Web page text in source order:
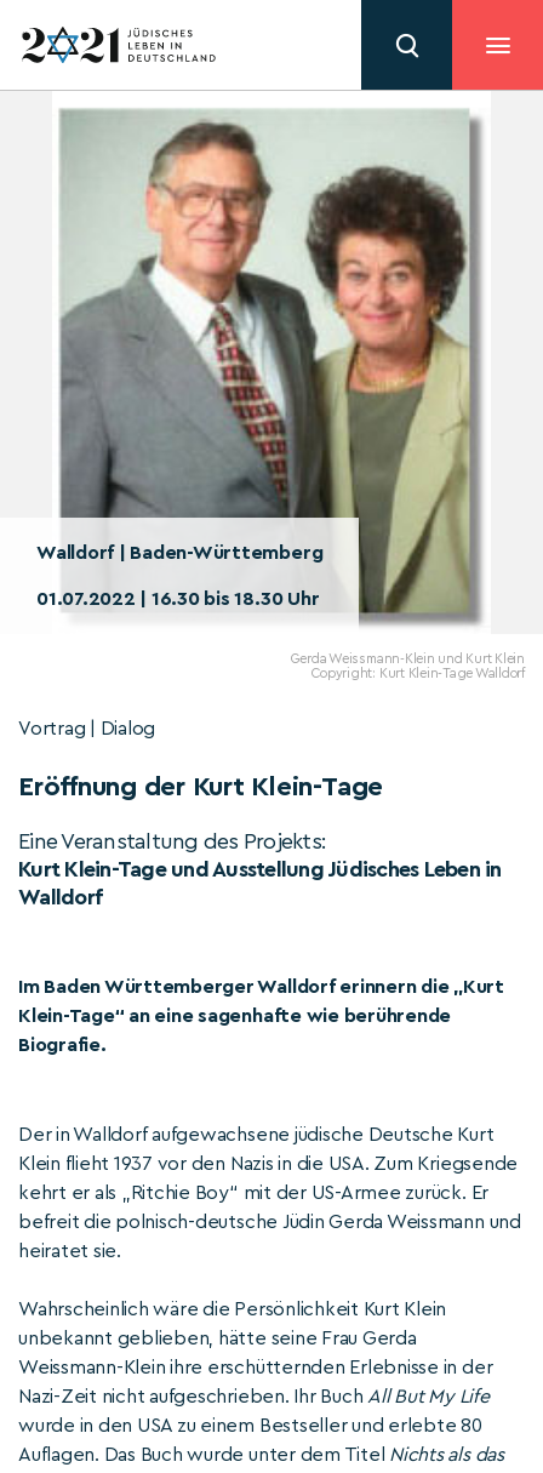
Walldorf | Baden-Württemberg
01.07.2022 | 16.30 bis 18.30 Uhr
Gerda Weissmann-Klein und Kurt Klein
Copyright: Kurt Klein-Tage Walldorf
Vortrag | Dialog
Eröffnung der Kurt Klein-Tage
Eine Veranstaltung des Projekts:
Kurt Klein-Tage und Ausstellung Jüdisches Leben in
Walldorf
Im Baden Württemberger Walldorf erinnern die „Kurt
Klein-Tage“ an eine sagenhafte wie berührende
Biografie.
Der in Walldorf aufgewachsene jüdische Deutsche Kurt
Klein flieht 1937 vor den Nazis in die USA. Zum Kriegsende
kehrt er als „Ritchie Boy“ mit der US-Armee zurück. Er
befreit die polnisch-deutsche Jüdin Gerda Weissmann und
heiratet sie.
Wahrscheinlich wäre die Persönlichkeit Kurt Klein
unbekannt geblieben, hätte seine Frau Gerda
Weissmann-Klein ihre erschütternden Erlebnisse in der
Nazi-Zeit nicht aufgeschrieben. Ihr Buch All But My Life
wurde in den USA zu einem Bestseller und erlebte 80
Auflagen. Das Buch wurde unter dem Titel Nichts als das